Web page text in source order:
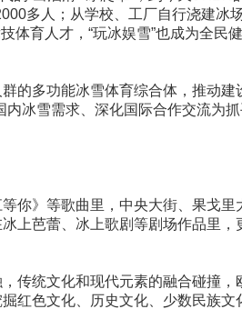
多人；从学校、工厂自行浇建冰
体育人才，“玩冰娱雪”也成为全民
的多功能冰雪体育综合体，推动建
冰雪需求、深化国际合作交流为
你》等歌曲里，中央大街、果戈里
上芭蕾、冰上歌剧等剧场作品里，
传统文化和现代元素的融合碰撞，
红色文化、历史文化、少数民族文